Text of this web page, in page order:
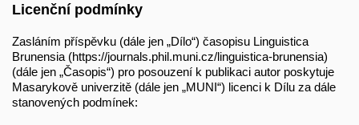
Licenční podmínky
Zasláním příspěvku (dále jen „Dílo“) časopisu Linguistica
Brunensia (https://journals.phil.muni.cz/linguistica-brunensia)
(dále jen „Časopis“) pro posouzení k publikaci autor poskytuje
Masarykově univerzitě (dále jen „MUNI“) licenci k Dílu za dále
stanovených podmínek: